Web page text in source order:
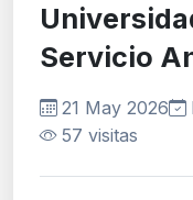
Servicio
21 May 2026
57 visitas